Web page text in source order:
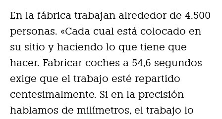
En la fábrica trabajan alrededor de 4.500
personas. «Cada cual está colocado en
su sitio y haciendo lo que tiene que
hacer. Fabricar coches a 54,6 segundos
exige que el trabajo esté repartido
centesimalmente. Si en la precisión
hablamos de milímetros, el trabajo lo